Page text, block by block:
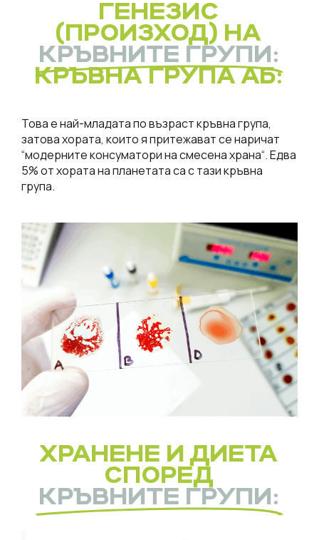
ГЕНЕЗИС
(ПРОИЗХОД) НА
КРЪВНИТЕ ГРУПИ:
КРЪВНА ГРУПА АБ:
Това е най-младата по възраст кръвна група,
затова хората, които я притежават се наричат
“модерните консуматори на смесена храна“. Едва
5% от хората на планетата са с тази кръвна
група.
ХРАНЕНЕ И ДИЕТА
СПОРЕД
КРЪВНИТЕ ГРУПИ: